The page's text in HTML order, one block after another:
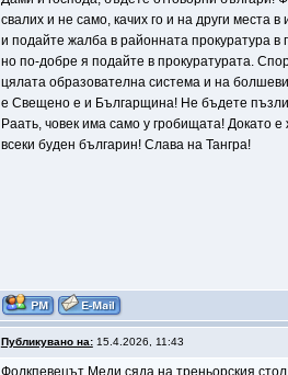
свалих и не само, качих го и на други
и подайте жалба в районната прокуратура
но по-добре я подайте в прокуратурата.
цялата образователна система и на
е Свещено е и Българщина! Не бъдете
Раать, човек има само у гробищата! Докато
всеки буден българин! Слава на Тангра!
Публикувано на:15.4.2026, 11:43
Фолкпевецът Меди сяда на треньорския стол